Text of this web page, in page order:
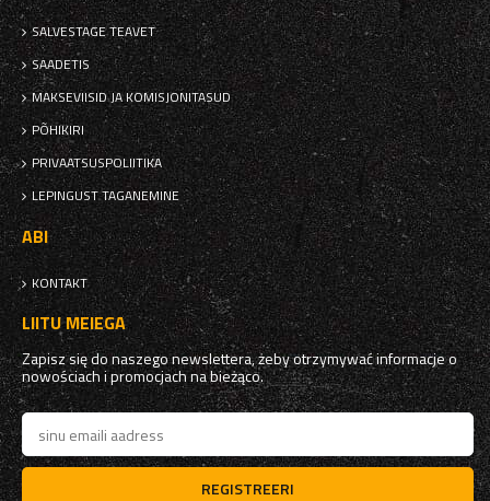
SALVESTAGE TEAVET
SAADETIS
MAKSEVIISID JA KOMISJONITASUD
PÕHIKIRI
PRIVAATSUSPOLIITIKA
LEPINGUST TAGANEMINE
ABI
KONTAKT
LIITU MEIEGA
Zapisz się do naszego newslettera, żeby otrzymywać informacje o
nowościach i promocjach na bieżąco.
REGISTREERI